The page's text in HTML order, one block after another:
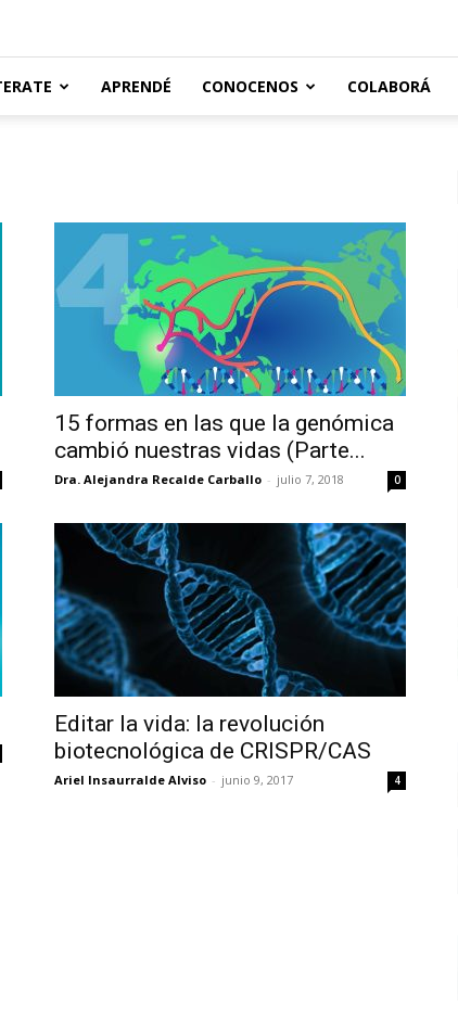
APRENDÉ CONOCENOS COLABORÁ
15 formas en las que la genómica
cambió nuestras vidas (Parte...
Dra. Alejandra Recalde Carballo - julio 7, 2018 0
Editar la vida: la revolución
biotecnológica de CRISPR/CAS
Ariel Insaurralde Alviso - junio 9, 2017 4